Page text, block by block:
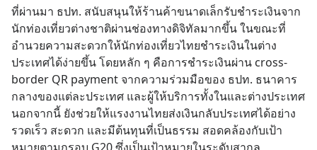
ที่ผ่านมา ธปท. สนับสนุนให้ร้านค้าขนาดเล็กรับชำระเงินจาก
นักท่องเที่ยวต่างชาติผ่านช่องทางดิจิทัลมากขึ้น ในขณะที่
อำนวยความสะดวกให้นักท่องเที่ยวไทยชำระเงินในต่าง
ประเทศได้ง่ายขึ้น โดยหลัก ๆ คือการชำระเงินผ่าน cross-
border QR payment จากความร่วมมือของ ธปท. ธนาคาร
กลางของแต่ละประเทศ และผู้ให้บริการทั้งในและต่างประเทศ
นอกจากนี้ ยังช่วยให้แรงงานไทยส่งเงินกลับประเทศได้อย่าง
รวดเร็ว สะดวก และมีต้นทุนที่เป็นธรรม สอดคล้องกับเป้า